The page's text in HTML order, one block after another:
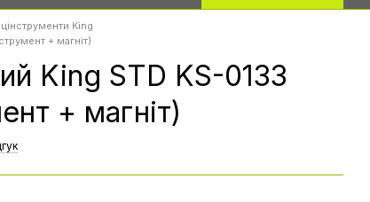
King
+ магніт)
King STD KS-0133
+ магніт)